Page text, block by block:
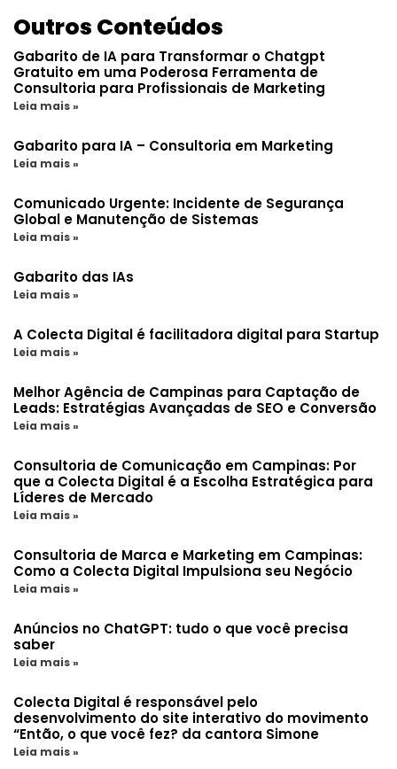
Outros Conteúdos
Gabarito de IA para Transformar o Chatgpt
Gratuito em uma Poderosa Ferramenta de
Consultoria para Profissionais de Marketing
Leia mais »
Gabarito para IA – Consultoria em Marketing
Leia mais »
Comunicado Urgente: Incidente de Segurança
Global e Manutenção de Sistemas
Leia mais »
Gabarito das IAs
Leia mais »
A Colecta Digital é facilitadora digital para Startup
Leia mais »
Melhor Agência de Campinas para Captação de
Leads: Estratégias Avançadas de SEO e Conversão
Leia mais »
Consultoria de Comunicação em Campinas: Por
que a Colecta Digital é a Escolha Estratégica para
Líderes de Mercado
Leia mais »
Consultoria de Marca e Marketing em Campinas:
Como a Colecta Digital Impulsiona seu Negócio
Leia mais »
Anúncios no ChatGPT: tudo o que você precisa
saber
Leia mais »
Colecta Digital é responsável pelo
desenvolvimento do site interativo do movimento
“Então, o que você fez? da cantora Simone
Leia mais »